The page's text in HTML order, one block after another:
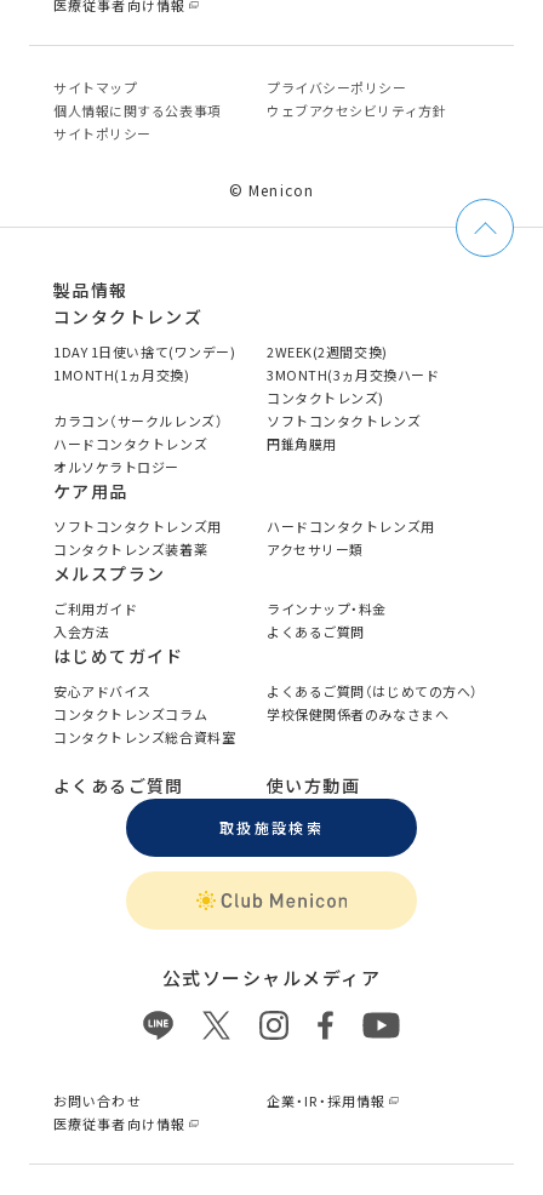
医療従事者向け情報
サイトマップ
プライバシーポリシー
個⼈情報に関する公表事項
ウェブアクセシビリティ方針
サイトポリシー
© Menicon
製品情報
コンタクトレンズ
1DAY 1日使い捨て(ワンデー)
2WEEK(2週間交換)
1MONTH(1ヵ月交換)
3MONTH(3ヵ月交換ハード
コンタクトレンズ)
カラコン（サークルレンズ）
ソフトコンタクトレンズ
ハードコンタクトレンズ
円錐角膜用
オルソケラトロジー
ケア用品
ソフトコンタクトレンズ用
ハードコンタクトレンズ用
コンタクトレンズ装着薬
アクセサリー類
メルスプラン
ご利用ガイド
ラインナップ・料金
入会方法
よくあるご質問
はじめてガイド
安心アドバイス
よくあるご質問（はじめての方へ）
コンタクトレンズコラム
学校保健関係者のみなさまへ
コンタクトレンズ総合資料室
よくあるご質問 使い方動画
取扱施設検索
公式ソーシャルメディア
お問い合わせ
企業・IR・採用情報
医療従事者向け情報